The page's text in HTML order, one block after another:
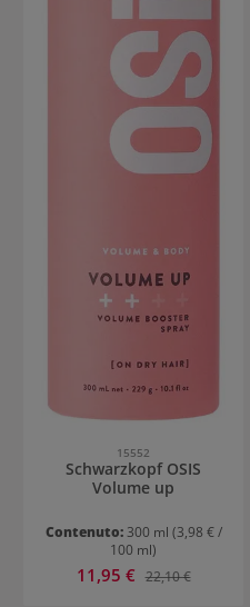
15552
Schwarzkopf OSIS
Volume up
Contenuto: 300 ml (3,98 € /
100 ml)
Prezzo di vendita:
11,95 € Prezzo normale:
22,10 €